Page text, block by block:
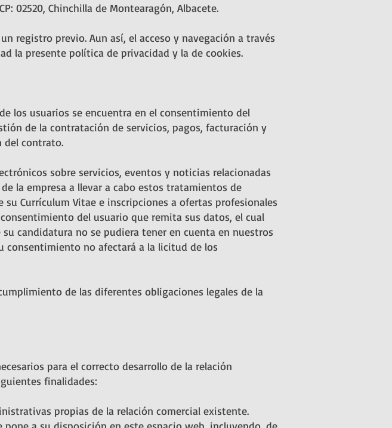
02520, Chinchilla de Montearagón, Albacete.
registro previo. Aun así, el acceso y navegación a través
la presente política de privacidad y la de cookies.
los usuarios se encuentra en el consentimiento del
de la contratación de servicios, pagos, facturación y
del contrato.
sobre servicios, eventos y noticias relacionadas
la empresa a llevar a cabo estos tratamientos de
Currículum Vitae e inscripciones a ofertas profesionales
del usuario que remita sus datos, el cual
candidatura no se pudiera tener en cuenta en nuestros
consentimiento no afectará a la licitud de los
de las diferentes obligaciones legales de la
para el correcto desarrollo de la relación
finalidades:
propias de la relación comercial existente.